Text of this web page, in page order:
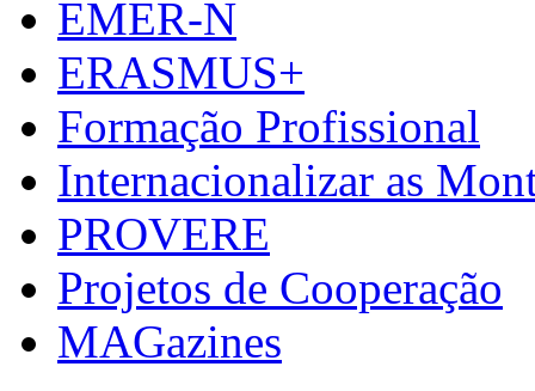
EMER-N
ERASMUS+
Formação Profissional
Internacionalizar as
PROVERE
Projetos de Cooperação
MAGazines